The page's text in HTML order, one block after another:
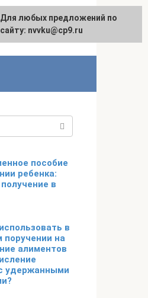
English
пособие
ребенка:
в
в
поручении на
алиментов
удержанными
Для любых предложений по
сайту: nvvku@cp9.ru